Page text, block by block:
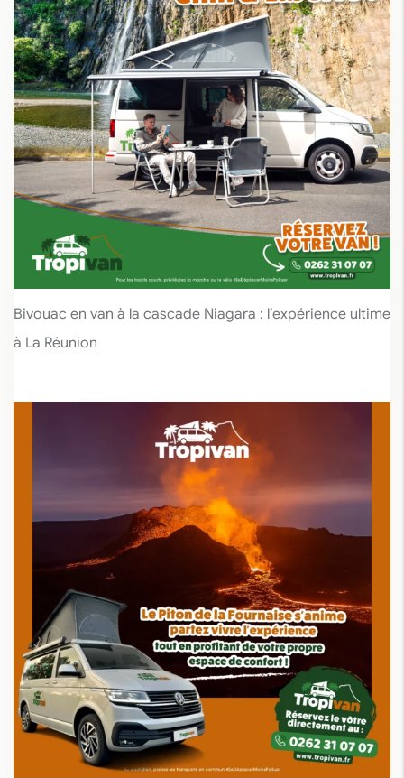
Bivouac en van à la cascade Niagara : l’expérience ultime
à La Réunion